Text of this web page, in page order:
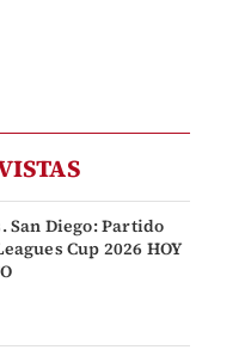
San Diego: Partido
Cup 2026 HOY